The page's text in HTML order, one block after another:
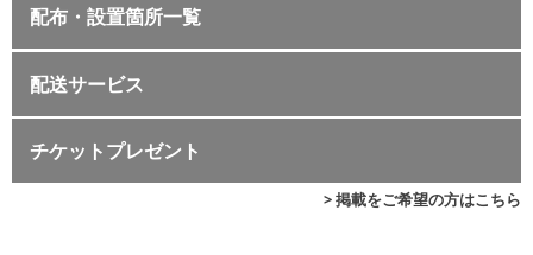
配布・設置箇所一覧
配送サービス
チケットプレゼント
> 掲載をご希望の方はこちら